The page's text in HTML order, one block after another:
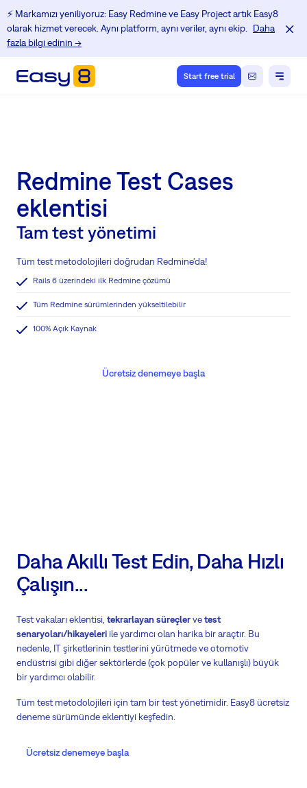
⚡️ Markamızı yeniliyoruz: Easy Redmine ve Easy Project artık Easy8
olarak hizmet verecek. Aynı platform, aynı veriler, aynı ekip.
Daha
fazla bilgi edinin →
Start free trial
Redmine Test Cases
eklentisi
Tam test yönetimi
Tüm test metodolojileri doğrudan Redmine'da!
Rails 6 üzerindeki ilk Redmine çözümü
Tüm Redmine sürümlerinden yükseltilebilir
100% Açık Kaynak
Ücretsiz denemeye başla
Daha Akıllı Test Edin, Daha Hızlı
Çalışın...
Test vakaları eklentisi, tekrarlayan süreçlervetest
senaryoları/hikayeleri ile yardımcı olan harika bir araçtır. Bu
nedenle, IT şirketlerinin testlerini yürütmede ve otomotiv
endüstrisi gibi diğer sektörlerde (çok popüler ve kullanışlı) büyük
bir yardımcı olabilir.
Tüm test metodolojileri için tam bir test yönetimidir. Easy8 ücretsiz
deneme sürümünde eklentiyi keşfedin.
Ücretsiz denemeye başla